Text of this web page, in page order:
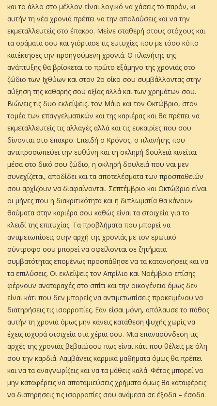
και το άλλο στο μέλλον είναι λογικό να χάσεις το παρόν, κι
αυτήν τη νέα χρονιά πρέπει να την απολαύσεις και να την
εκμεταλλευτείς στο έπακρο. Μείνε σταθερή στους στόχους και
τα οράματα σου και γιόρτασε τις ευτυχίες που με τόσο κόπο
κατέκτησες την προηγούμενη χρονιά. Ο πλανήτης της
ανάπτυξης θα βρίσκεται το πρώτο εξάμηνο της χρονιάς στο
ζώδιο των Ιχθύων και στον 2ο οίκο σου συμβάλλοντας στην
αύξηση της καθαρής σου αξίας αλλά και των χρημάτων σου.
Βιώνεις τις δυο εκλείψεις, τον Μάιο και τον Οκτώβριο, στον
τομέα των επαγγελματικών και της καριέρας και θα πρέπει να
εκμεταλλευτείς τις αλλαγές αλλά και τις ευκαιρίες που σου
δίνονται στο έπακρο. Επειδή ο Κρόνος, ο πλανήτης που
αντιπροσωπεύει την ευθύνη και τη σκληρή δουλειά κινείται
μέσα στο δικό σου ζώδιο, η σκληρή δουλειά που ναι μεν
συνεχίζεται, αποδίδει και τα αποτελέσματα των προσπαθειών
σου αρχίζουν να διαφαίνονται. Σεπτέμβριο και Οκτώβριο είναι
οι μήνες που η διακριτικότητα και η διπλωματία θα κάνουν
θαύματα στην καριέρα σου καθώς είναι τα στοιχεία για το
κλειδί της επιτυχίας. Τα προβλήματα που μπορεί να
αντιμετωπίσεις στην αρχή της χρονιάς με τον ερωτικό
σύντροφο σου μπορεί να οφείλονται σε ζητήματα
συμβατότητας επομένως προσπάθησε να τα κατανοήσεις και να
τα επιλύσεις. Οι εκλείψεις τον Απρίλιο και Νοέμβριο επίσης
φέρνουν αναταραχές στο σπίτι και την οικογένεια όμως δεν
είναι κάτι που δεν μπορείς να αντιμετωπίσεις προκειμένου να
διατηρήσεις τις ισορροπίες. Εάν είσαι μόνη, απόλαυσε το πάθος
αυτήν τη χρονιά όμως μην κάνεις κατάθεση ψυχής χωρίς να
έχεις ισχυρά στοιχεία στα χέρια σου. Μια επανασύνδεση τις
αρχές της χρονιάς βεβαιώσου πως είναι κάτι που θέλεις με όλη
σου την καρδιά. Λαμβάνεις καρμικά μαθήματα όμως θα πρέπει
και να τα αναγνωρίζεις και να τα μάθεις καλά. Φέτος μπορεί να
μην καταφέρεις να αποταμιεύσεις χρήματα όμως θα καταφέρεις
να διατηρήσεις τις ισορροπίες σου ανάμεσα σε έξοδα – έσοδα.